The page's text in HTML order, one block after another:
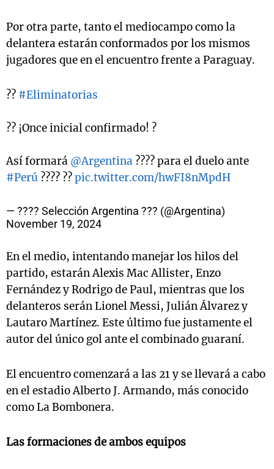
Por otra parte, tanto el mediocampo como la
delantera estarán conformados por los mismos
jugadores que en el encuentro frente a Paraguay.
?? #Eliminatorias
?? ¡Once inicial confirmado! ?
Así formará @Argentina ???? para el duelo ante
#Perú ???? ??pic.twitter.com/hwFI8nMpdH
— ???? Selección Argentina ??? (@Argentina)
November 19, 2024
En el medio, intentando manejar los hilos del
partido, estarán Alexis Mac Allister, Enzo
Fernández y Rodrigo de Paul, mientras que los
delanteros serán Lionel Messi, Julián Álvarez y
Lautaro Martínez. Este último fue justamente el
autor del único gol ante el combinado guaraní.
El encuentro comenzará a las 21 y se llevará a cabo
en el estadio Alberto J. Armando, más conocido
como La Bombonera.
Las formaciones de ambos equipos